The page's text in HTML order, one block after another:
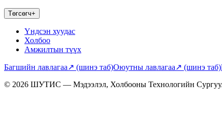
Төгсөгч+
Үндсэн хуудас
Холбоо
Амжилтын түүх
Багшийн лавлагаа↗ (шинэ таб)Оюутны лавлагаа↗ (шинэ таб)
© 2026 ШУТИС — Мэдээлэл, Холбооны Технологийн